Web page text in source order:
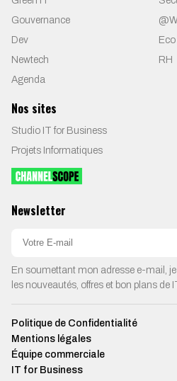
Gouvernance
Dev
Eco
Newtech
RH
Agenda
Nos sites
Studio IT for Business
Projets Informatiques
Newsletter
En soumettant mon adresse e-mail,
les nouveautés, offres et bon plans de
Politique de Confidentialité
Mentions légales
Équipe commerciale
IT for Business